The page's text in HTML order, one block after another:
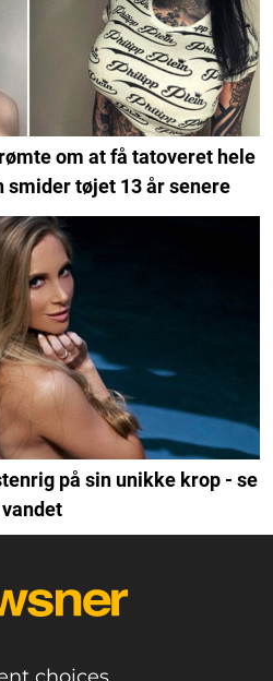
om at få tatoveret hele
smider tøjet 13 år senere
på sin unikke krop - se